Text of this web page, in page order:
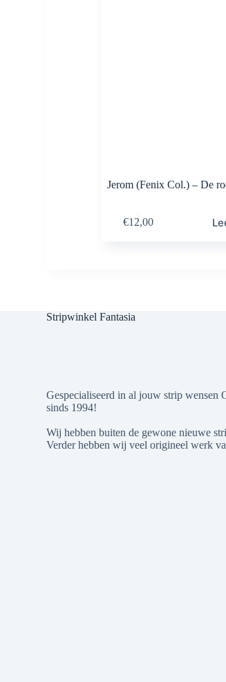
Jerom (Fenix Col.) – De
€12,00
Stripwinkel Fantasia
Gespecialiseerd in al jouw strip wensen
sinds 1994!
Wij hebben buiten de gewone nieuwe
Verder hebben wij veel origineel werk